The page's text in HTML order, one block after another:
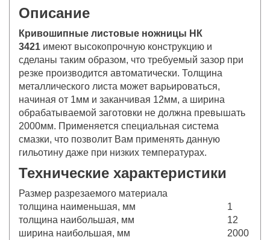
Описание
Кривошипные листовые ножницы НК
3421 имеют высокопрочную конструкцию и
сделаны таким образом, что требуемый зазор при
резке производится автоматически. Толщина
металлического листа может варьироваться,
начиная от 1мм и заканчивая 12мм, а ширина
обрабатываемой заготовки не должна превышать
2000мм. Применяется специальная система
смазки, что позволит Вам применять данную
гильотину даже при низких температурах.
Технические характеристики
Размер разрезаемого материала
толщина наименьшая, мм
толщина наибольшая, мм
ширина наибольшая, мм
1
12
2000